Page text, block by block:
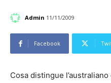
Admin 11/11/2009
Facebook
Cosa distingue